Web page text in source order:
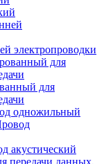
электропроводки
для
одножильный
акустический